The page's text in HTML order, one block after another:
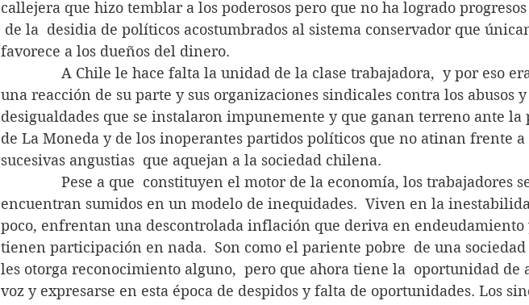
callejera que hizo temblar a los poderosos pero que no ha logrado
de la  desidia de políticos acostumbrados al sistema conservador que
favorece a los dueños del dinero.
A Chile le hace falta la unidad de la clase trabajadora,  y por eso
una reacción de su parte y sus organizaciones sindicales contra los abusos
desigualdades que se instalaron impunemente y que ganan terreno ante la
de La Moneda y de los inoperantes partidos políticos que no atinan frente a
sucesivas angustias  que aquejan a la sociedad chilena.
Pese a que  constituyen el motor de la economía, los trabajadores
encuentran sumidos en un modelo de inequidades.  Viven en la
poco, enfrentan una descontrolada inflación que deriva en endeudamiento
tienen participación en nada.  Son como el pariente pobre  de una sociedad
les otorga reconocimiento alguno,  pero que ahora tiene la  oportunidad de
voz y expresarse en esta época de despidos y falta de oportunidades. Los